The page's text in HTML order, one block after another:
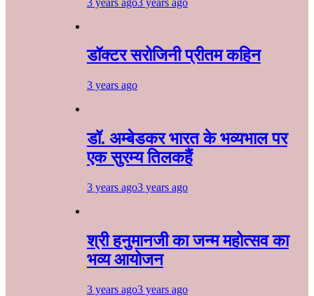
डॉक्टर सरोजिनी प्रीतम कहिन
3 years ago
डॉ. अम्बेडकर भारत के भव्यभाल पर
एक सुरम्य तिलकहैं
3 years ago3 years ago
श्री हनुमानजी का जन्म महोत्सव का
भव्य आयोजन
3 years ago3 years ago